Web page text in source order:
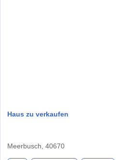
Haus zu verkaufen
Meerbusch, 40670